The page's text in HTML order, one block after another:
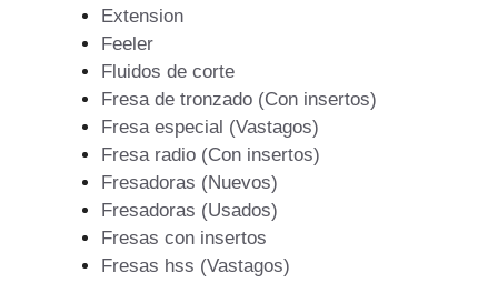
Extension
Feeler
Fluidos de corte
Fresa de tronzado (Con insertos)
Fresa especial (Vastagos)
Fresa radio (Con insertos)
Fresadoras (Nuevos)
Fresadoras (Usados)
Fresas con insertos
Fresas hss (Vastagos)